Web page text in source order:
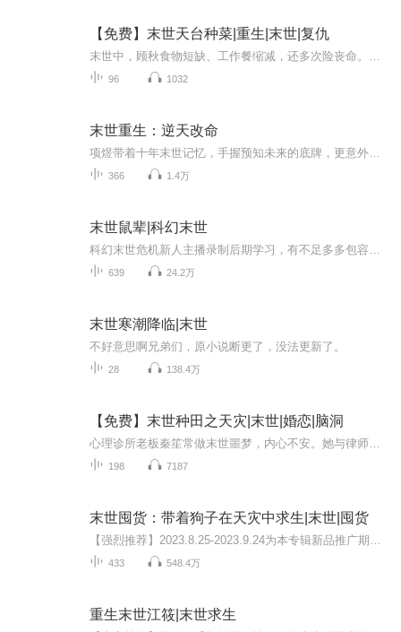
【免费】末世天台种菜|重生|末世|复仇
96 1032
末世重生：逆天改命
366 1.4万
末世鼠辈|科幻末世
639 24.2万
末世寒潮降临|末世
不好意思啊兄弟们，原小说断更了，没法更新了。
28 138.4万
【免费】末世种田之天灾|末世|婚恋|脑洞
198 7187
末世囤货：带着狗子在天灾中求生|末世|囤货
433 548.4万
重生末世江筱|末世求生